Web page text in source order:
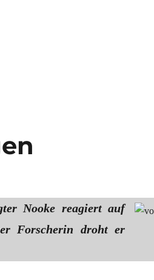
Nooke reagiert auf
Forscherin droht er